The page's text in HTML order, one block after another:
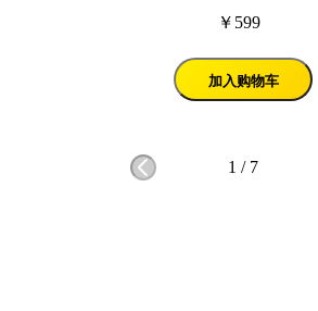
￥599
加入购物车
1 / 7